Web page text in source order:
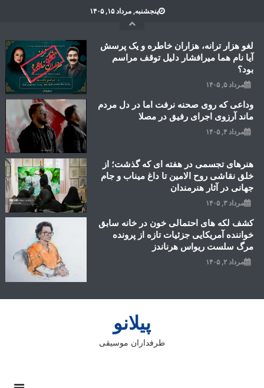
پنجشنبه, مرداد ۱۵, ۱۴۰۵
لغو هزار ترانه، هزاران خاطره و یک پرسش
آیا نام هما میرافشار دلیل توقف مراسم
بود؟
مرداد ۵, ۱۴۰۵
وداعی که روی صحنه نرفت اما در دل مردم
ماند آرزوی اجرای رفیق در مصلا
مرداد ۴, ۱۴۰۵
هنرهای تجسمی در هفته ای که گذشت؛ از
خلق نقاشی روح الامین تا داغ میناب و جام
جهانی در آثار هنرمندان
مرداد ۳, ۱۴۰۵
کشف لکه های احتمالی خون در خانه سابق
خواننده آمریکایی جزئیات تازه از پرونده
مرگ سلست ریواس هرناندز
مرداد ۲, ۱۴۰۵
پیلانو
طرفداران موسیقی